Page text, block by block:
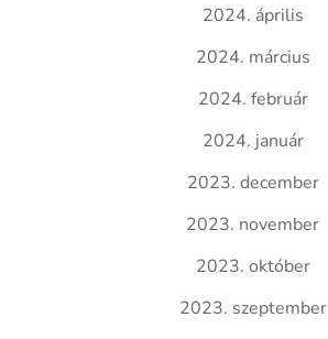
2024. április
2024. március
2024. február
2024. január
2023. december
2023. november
2023. október
2023. szeptember